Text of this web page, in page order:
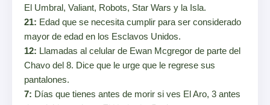
El Umbral, Valiant, Robots, Star Wars y la Isla.
21: Edad que se necesita cumplir para ser considerado
mayor de edad en los Esclavos Unidos.
12: Llamadas al celular de Ewan Mcgregor de parte del
Chavo del 8. Dice que le urge que le regrese sus
pantalones.
7: Días que tienes antes de morir si ves El Aro, 3 antes